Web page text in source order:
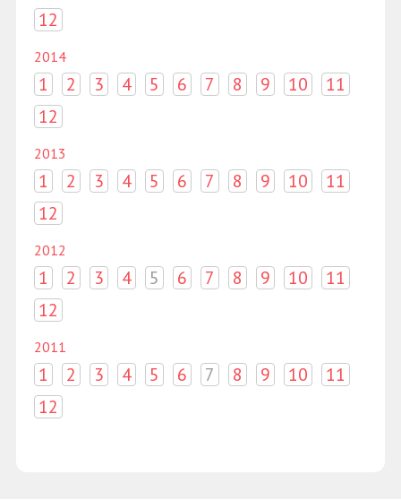
12
2014
1 2 3 4 5 6 7 8 9 10
11
12
2013
1 2 3 4 5 6 7 8 9 10
11
12
2012
1 2 3 4 5 6 7 8 9 10
11
12
2011
1 2 3 4 5 6 7 8 9 10
11
12